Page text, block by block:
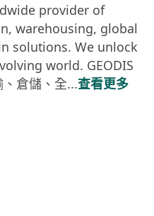
provider of
warehousing, global
solutions. We unlock
world. GEODIS
倉儲、全...查看更多